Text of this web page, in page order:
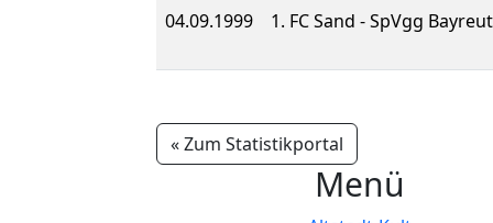
04.09.1999
1. FC Sand - SpVgg
« Zum Statistikportal
Menü